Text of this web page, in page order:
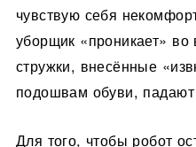
чувствую себя
уборщик «проникает» во
стружки, внесённые
подошвам обуви,
Для того, чтобы робот